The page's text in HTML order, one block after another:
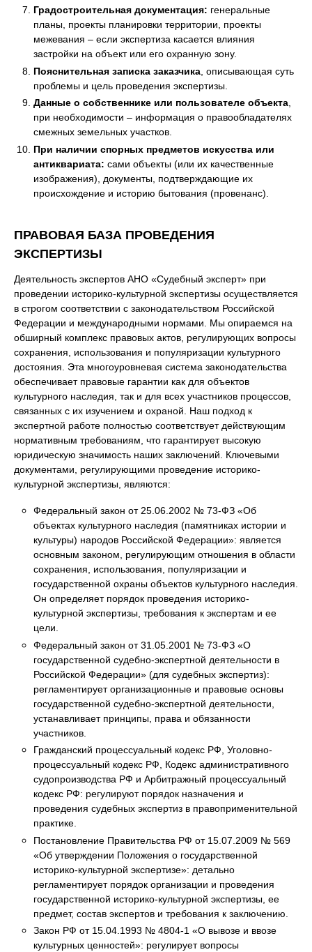
Градостроительная документация: генеральные
планы, проекты планировки территории, проекты
межевания – если экспертиза касается влияния
застройки на объект или его охранную зону.
Пояснительная записка заказчика, описывающая суть
проблемы и цель проведения экспертизы.
Данные о собственнике или пользователе объекта,
при необходимости – информация о правообладателях
смежных земельных участков.
При наличии спорных предметов искусства или
антиквариата: сами объекты (или их качественные
изображения), документы, подтверждающие их
происхождение и историю бытования (провенанс).
ПРАВОВАЯ БАЗА ПРОВЕДЕНИЯ
ЭКСПЕРТИЗЫ
Деятельность экспертов АНО «Судебный эксперт» при
проведении историко-культурной экспертизы осуществляется
в строгом соответствии с законодательством Российской
Федерации и международными нормами. Мы опираемся на
обширный комплекс правовых актов, регулирующих вопросы
сохранения, использования и популяризации культурного
достояния. Эта многоуровневая система законодательства
обеспечивает правовые гарантии как для объектов
культурного наследия, так и для всех участников процессов,
связанных с их изучением и охраной. Наш подход к
экспертной работе полностью соответствует действующим
нормативным требованиям, что гарантирует высокую
юридическую значимость наших заключений. Ключевыми
документами, регулирующими проведение историко-
культурной экспертизы, являются:
Федеральный закон от 25.06.2002 № 73-ФЗ «Об
объектах культурного наследия (памятниках истории и
культуры) народов Российской Федерации»: является
основным законом, регулирующим отношения в области
сохранения, использования, популяризации и
государственной охраны объектов культурного наследия.
Он определяет порядок проведения историко-
культурной экспертизы, требования к экспертам и ее
цели.
Федеральный закон от 31.05.2001 № 73-ФЗ «О
государственной судебно-экспертной деятельности в
Российской Федерации» (для судебных экспертиз):
регламентирует организационные и правовые основы
государственной судебно-экспертной деятельности,
устанавливает принципы, права и обязанности
участников.
Гражданский процессуальный кодекс РФ, Уголовно-
процессуальный кодекс РФ, Кодекс административного
судопроизводства РФ и Арбитражный процессуальный
кодекс РФ: регулируют порядок назначения и
проведения судебных экспертиз в правоприменительной
практике.
Постановление Правительства РФ от 15.07.2009 № 569
«Об утверждении Положения о государственной
историко-культурной экспертизе»: детально
регламентирует порядок организации и проведения
государственной историко-культурной экспертизы, ее
предмет, состав экспертов и требования к заключению.
Закон РФ от 15.04.1993 № 4804-1 «О вывозе и ввозе
культурных ценностей»: регулирует вопросы